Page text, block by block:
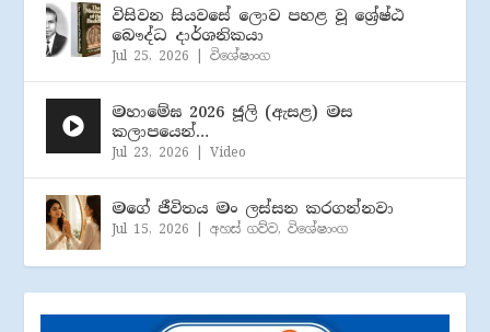
විසිවන සියවසේ ලොව පහළ වූ ශ්‍රේෂ්ඨ
බෞද්ධ දාර්ශනිකයා
Jul 25, 2026 |විශේෂාංග
මහාමේඝ 2026 ජූලි (​ඇසළ) මස
කලාපයෙන්…
Jul 23, 2026 |Video
මගේ ජීවිතය මං ලස්සන කරගන්නවා
Jul 15, 2026 |අහස් ගව්ව,විශේෂාංග